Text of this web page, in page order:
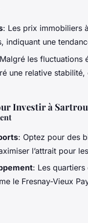
: Les prix immobiliers
indiquant une
les fluctuations
une relative
Investir à
: Optez pour des
l’attrait pour
: Les
le Fresnay-Vieux